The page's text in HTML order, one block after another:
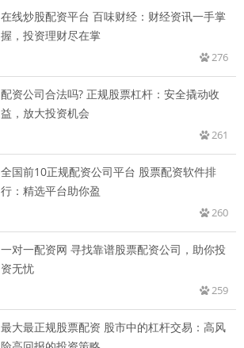
在线炒股配资平台 百味财经：财经资讯一手掌
握，投资理财尽在掌
276
配资公司合法吗? 正规股票杠杆：安全撬动收
益，放大投资机会
261
全国前10正规配资公司平台 股票配资软件排
行：精选平台助你盈
260
一对一配资网 寻找靠谱股票配资公司，助你投
资无忧
259
最大最正规股票配资 股市中的杠杆交易：高风